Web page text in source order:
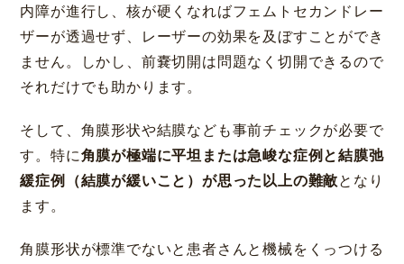
内障が進行し、核が硬くなればフェムトセカンドレー
ザーが透過せず、レーザーの効果を及ぼすことができ
ません。しかし、前嚢切開は問題なく切開できるので
それだけでも助かります。
そして、角膜形状や結膜なども事前チェックが必要で
す。特に角膜が極端に平坦または急峻な症例と結膜弛
緩症例（結膜が緩いこと）が思った以上の難敵となり
ます。
角膜形状が標準でないと患者さんと機械をくっつける
大阪 梅田（本院） 福岡 天神
CLOSE
神戸 三宮 福岡 天神